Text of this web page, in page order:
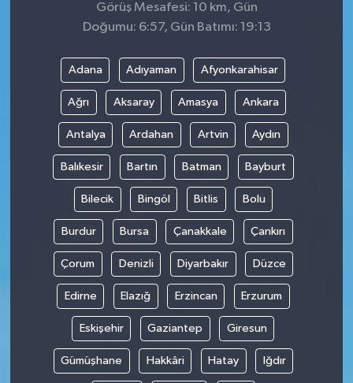
Görüş Mesafesi: 10 km, Gün
Doğumu: 6:57, Gün Batımı: 19:13
Adana Adıyaman Afyonkarahisar
Ağrı Aksaray Amasya Ankara
Antalya Ardahan Artvin Aydın
Balıkesir Bartın Batman Bayburt
Bilecik Bingöl Bitlis Bolu
Burdur Bursa Çanakkale Çankırı
Çorum Denizli Diyarbakır Düzce
Edirne Elazığ Erzincan Erzurum
Eskişehir Gaziantep Giresun
Gümüşhane Hakkâri Hatay Iğdır